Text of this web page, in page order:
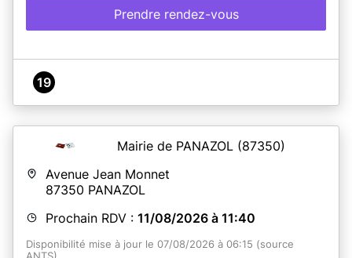
Prendre rendez-vous
19
Mairie de PANAZOL (87350)
Avenue Jean Monnet
87350 PANAZOL
Prochain RDV : 11/08/2026 à 11:40
Disponibilité mise à jour le 07/08/2026 à 06:15 (source
ANTS)